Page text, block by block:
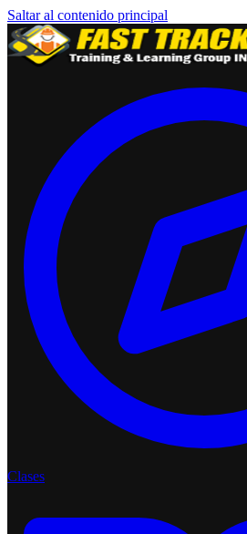
Saltar al contenido principal
Clases